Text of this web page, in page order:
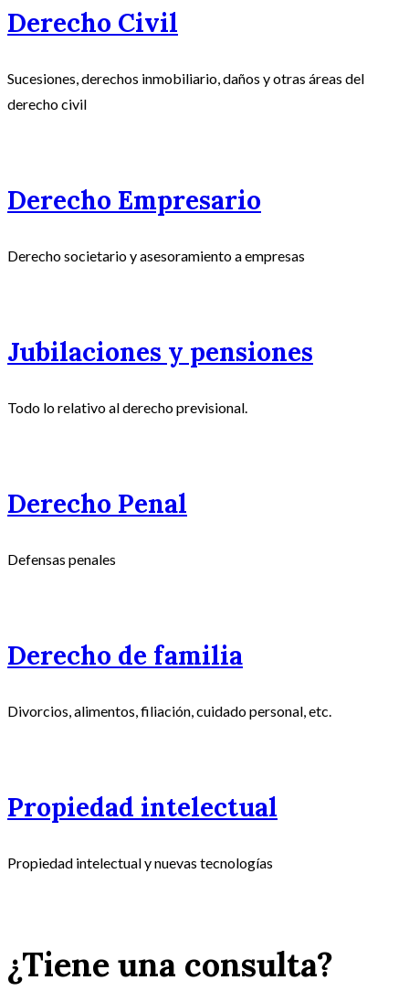
Derecho Civil
Sucesiones, derechos inmobiliario, daños y otras áreas del
derecho civil
Derecho Empresario
Derecho societario y asesoramiento a empresas
Jubilaciones y pensiones
Todo lo relativo al derecho previsional.
Derecho Penal
Defensas penales
Derecho de familia
Divorcios, alimentos, filiación, cuidado personal, etc.
Propiedad intelectual
Propiedad intelectual y nuevas tecnologías
¿Tiene una consulta?